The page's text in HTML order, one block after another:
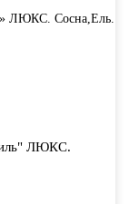
ЛЮКС.